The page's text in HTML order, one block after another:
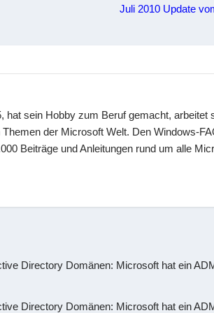
Juli 2010 Update
hat sein Hobby zum Beruf gemacht, arbeitet
der Microsoft Welt. Den Windows-
Beiträge und Anleitungen rund um alle
Directory Domänen: Microsoft hat ein
Directory Domänen: Microsoft hat ein